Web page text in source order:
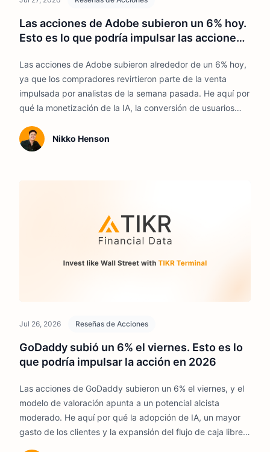
Las acciones de Adobe subieron un 6% hoy.
Esto es lo que podría impulsar las acciones
Las acciones de Adobe subieron alrededor de un 6% hoy,
ya que los compradores revirtieron parte de la venta
impulsada por analistas de la semana pasada. He aquí por
qué la monetización de la IA, la conversión de usuarios
podrían definir la dirección de la acción en 2026.
Nikko Henson
Jul 26, 2026 Reseñas de Acciones
GoDaddy subió un 6% el viernes. Esto es lo
que podría impulsar la acción en 2026
Las acciones de GoDaddy subieron un 6% el viernes, y el
modelo de valoración apunta a un potencial alcista
moderado. He aquí por qué la adopción de IA, un mayor
gasto de los clientes y la expansión del flujo de caja libre